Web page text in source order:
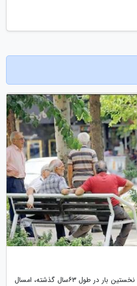
آمارها نشان می دهد برای نخستین بار در طول 63سال گذشته، امسال